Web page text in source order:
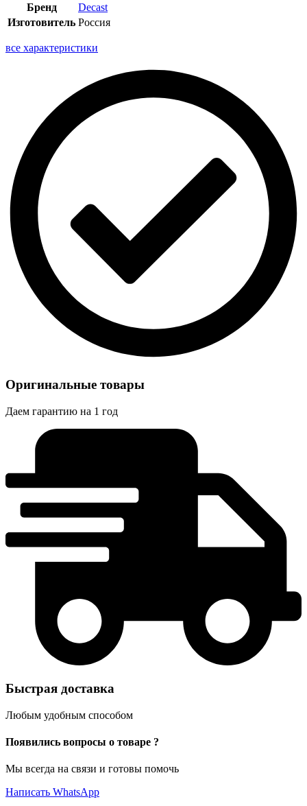
Бренд
Decast
Изготовитель Россия
все характеристики
Оригинальные товары
Даем гарантию на 1 год
Быстрая доставка
Любым удобным способом
Появились вопросы о товаре ?
Мы всегда на связи и готовы помочь
Написать WhatsApp